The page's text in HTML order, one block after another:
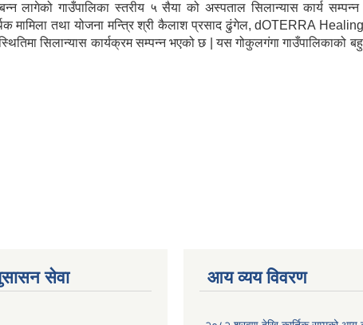
लागेको गाउँपालिका स्तरीय ५ सैया को अस्पताल सिलान्यास कार्य
मामिला तथा योजना मन्त्रि श्री कैलाश प्रसाद ढुंगेल, dOTERRA
सिलान्यास कार्यक्रम सम्पन्न भएको छ | यस गोकुलगंगा गाउँपालिकाको
सेवा आय व्यय विवरण